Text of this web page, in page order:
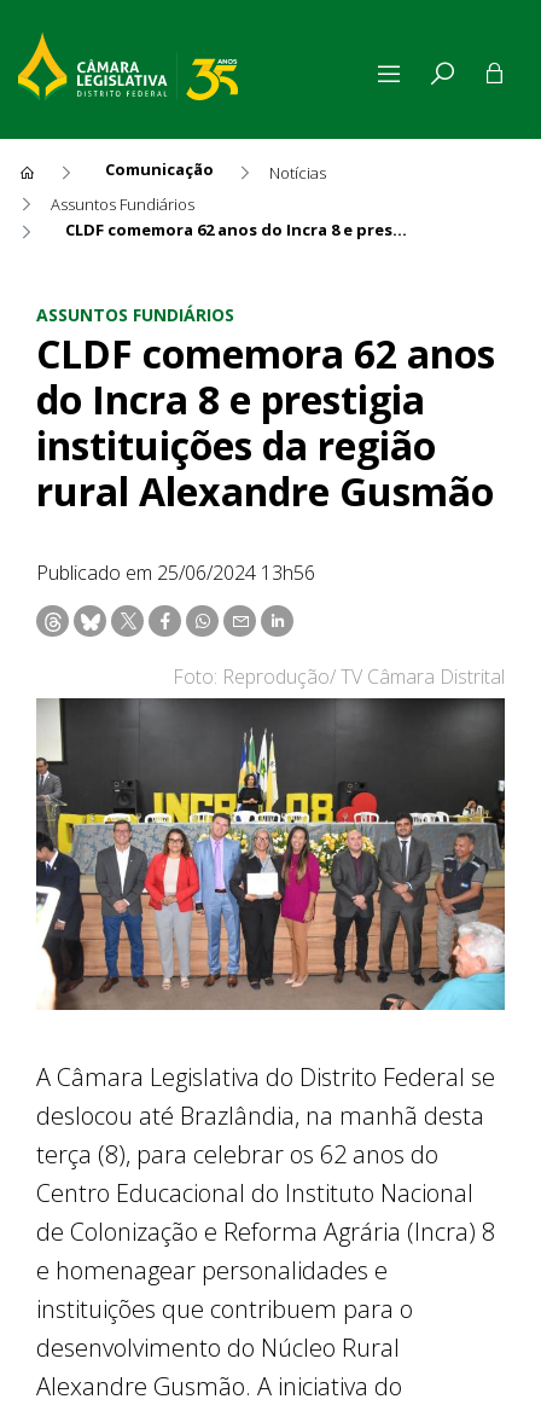
Comunicação
Notícias
Assuntos Fundiários
CLDF comemora 62 anos do Incra 8 e prestigia instituições da região rural Alexandre Gusmão
ASSUNTOS FUNDIÁRIOS
CLDF comemora 62 anos
do Incra 8 e prestigia
instituições da região
rural Alexandre Gusmão
Publicado em 25/06/2024 13h56
Foto: Reprodução/ TV Câmara Distrital
A Câmara Legislativa do Distrito Federal se
deslocou até Brazlândia, na manhã desta
terça (8), para celebrar os 62 anos do
Centro Educacional do Instituto Nacional
de Colonização e Reforma Agrária (Incra) 8
e homenagear personalidades e
instituições que contribuem para o
desenvolvimento do Núcleo Rural
Alexandre Gusmão. A iniciativa do